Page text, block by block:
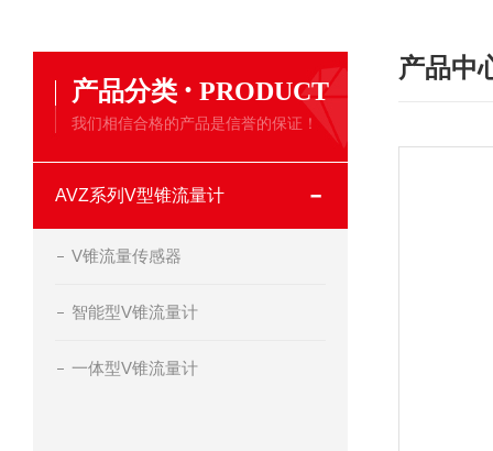
产品分类 · PRODUCT
我们相信合格的产品是信誉的保证！
AVZ系列V型锥流量计
V锥流量传感器
智能型V锥流量计
一体型V锥流量计
产品中